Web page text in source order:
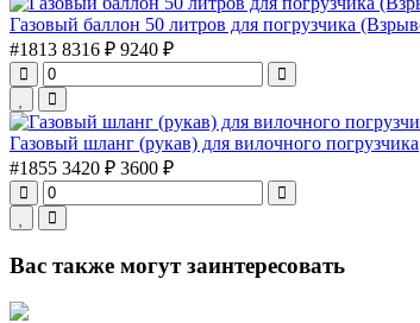
Газовый баллон 50 литров для погрузчика
#1813 8316 ₽ 9240 ₽
Газовый шланг (рукав) для вилочного погрузчика
#1855 3420 ₽ 3600 ₽
Вас также могут заинтересовать